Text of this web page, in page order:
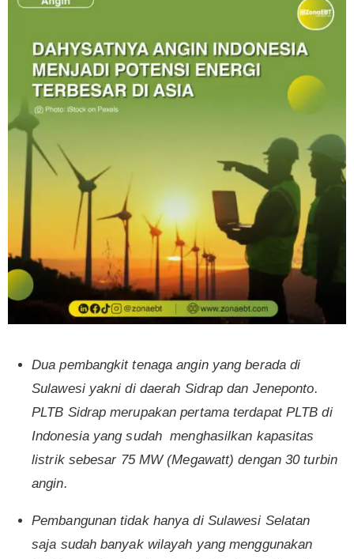
Dua pembangkit tenaga angin yang berada di
Sulawesi yakni di daerah Sidrap dan Jeneponto.
PLTB Sidrap merupakan pertama terdapat PLTB di
Indonesia yang sudah menghasilkan kapasitas
listrik sebesar 75 MW (Megawatt) dengan 30 turbin
angin.
Pembangunan tidak hanya di Sulawesi Selatan
saja sudah banyak wilayah yang menggunakan